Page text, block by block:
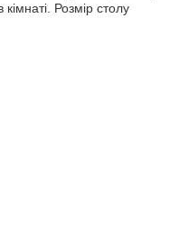
Розмір столу